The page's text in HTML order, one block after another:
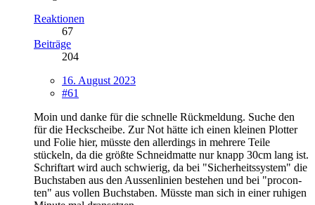
Reaktionen
67
Beiträge
204
16. August 2023
#61
Moin und danke für die schnelle Rückmeldung. Suche den
für die Heckscheibe. Zur Not hätte ich einen kleinen Plotter
und Folie hier, müsste den allerdings in mehrere Teile
stückeln, da die größte Schneidmatte nur knapp 30cm lang ist.
Schriftart wird auch schwierig, da bei "Sicherheitssystem" die
Buchstaben aus den Aussenlinien bestehen und bei "procon-
ten" aus vollen Buchstaben. Müsste man sich in einer ruhigen